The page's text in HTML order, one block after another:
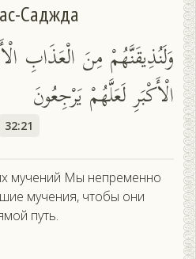
Саджда
وَلَنُذِيقَنَّهُمْ مِنَ الْعَذَابِ
الْأَكْبَرِ لَعَلَّهُمْ يَرْجِعُونَ
32:21
мучений Мы непременно
мучения, чтобы они
путь.